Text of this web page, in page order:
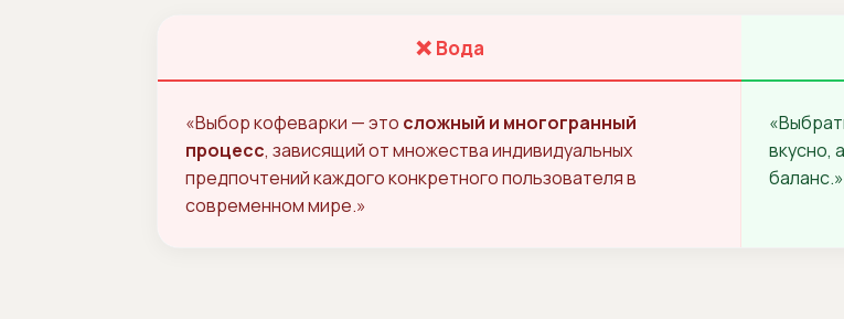
❌ Вода
«Выбор кофеварки — это сложный и многогранный
процесс, зависящий от множества индивидуальных
предпочтений каждого конкретного пользователя в
современном мире.»
вкусно,
баланс.»